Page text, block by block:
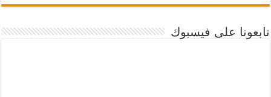
تابعونا على فيسبوك